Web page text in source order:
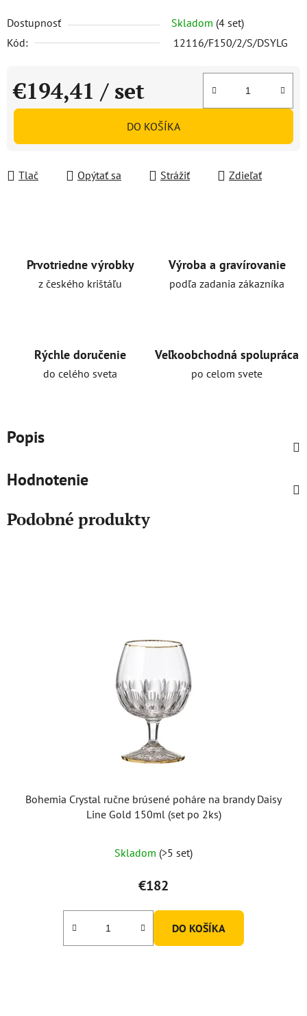
Dostupnosť Skladom (4 set)
Kód:
12116/F150/2/S/DSYLG
€194,41 / set
Jednotková cena:
DO KOŠÍKA
Tlač Opýtať sa Strážiť Zdieľať
Prvotriedne výrobky
z českého krištáľu
Výroba a gravírovanie
podľa zadania zákazníka
Rýchle doručenie
do celého sveta
Veľkoobchodná spolupráca
po celom svete
Popis
Hodnotenie
Podobné produkty
Bohemia Crystal ručne brúsené poháre na brandy Daisy
Line Gold 150ml (set po 2ks)
Skladom (>5 set)
€182
DO KOŠÍKA